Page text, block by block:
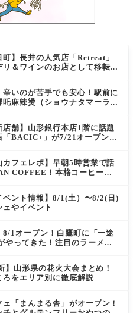
町】長井の人気店「Retreat」
リ＆ワインのお店として移転オ
辛いのが苦手でも安心！駅前に
吒麻辣燙（ショウナタマーラー
店舗】山形銀行本店1階に話題
「BACIC+」が7/21オープン！
カフェレポ】早朝5時営業で話
COFFEE！本格コーヒーを
ベント情報】8/1(土）〜8/2(日)
やイベント
8/1オープン！白鷹町に「一途
やってきた！注目のラーメン
】山形県の花火大会まとめ！
ろをエリア別に徹底解説
ェ「まんまる舎」がオープン！